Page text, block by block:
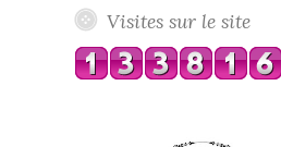
Visites sur le site